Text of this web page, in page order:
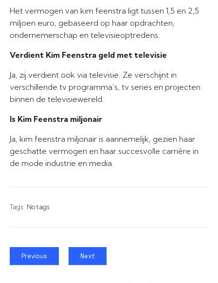
Het vermogen van kim feenstra ligt tussen 1,5 en 2,5
miljoen euro, gebaseerd op haar opdrachten,
ondernemerschap en televisieoptredens.
Verdient Kim Feenstra geld met televisie
Ja, zij verdient ook via televisie. Ze verschijnt in
verschillende tv programma’s, tv series en projecten
binnen de televisiewereld.
Is Kim Feenstra miljonair
Ja, kim feenstra miljonair is aannemelijk, gezien haar
geschatte vermogen en haar succesvolle carrière in
de mode industrie en media.
Tags: No tags
Previous Next